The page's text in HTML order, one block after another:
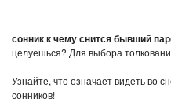
сонник к чему снится бывший
целуешься? Для выбора
Узнайте, что означает видеть во
сонников!